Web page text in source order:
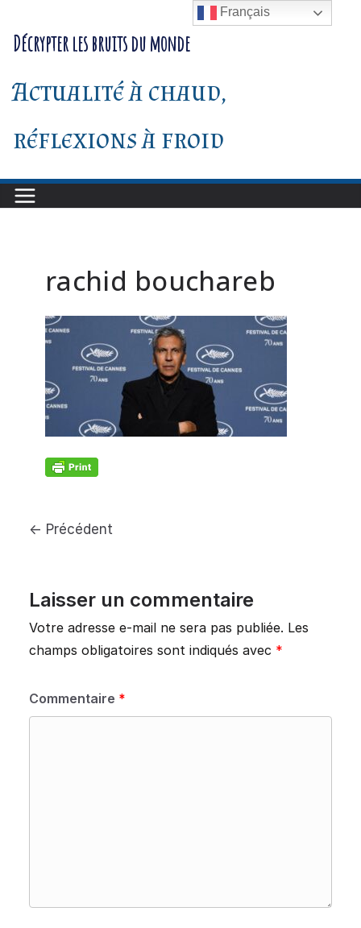
au
contenu
Décrypter les bruits du monde
Actualité à chaud,
réflexions à froid
rachid bouchareb
← Précédent
Laisser un commentaire
Votre adresse e-mail ne sera pas publiée. Les
champs obligatoires sont indiqués avec *
Commentaire *
Français